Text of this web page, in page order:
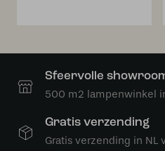
Sfeervolle
500 m2 lampenwinkel
Gratis verzending
Gratis verzending in NL